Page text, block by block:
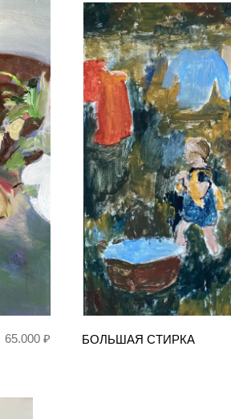
65.000 ₽ БОЛЬШАЯ СТИРКА